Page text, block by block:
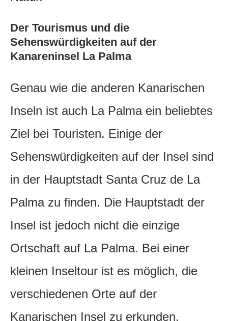
Der Tourismus und die
Sehenswürdigkeiten auf der
Kanareninsel La Palma
Genau wie die anderen Kanarischen
Inseln ist auch La Palma ein beliebtes
Ziel bei Touristen. Einige der
Sehenswürdigkeiten auf der Insel sind
in der Hauptstadt Santa Cruz de La
Palma zu finden. Die Hauptstadt der
Insel ist jedoch nicht die einzige
Ortschaft auf La Palma. Bei einer
kleinen Inseltour ist es möglich, die
verschiedenen Orte auf der
Kanarischen Insel zu erkunden.